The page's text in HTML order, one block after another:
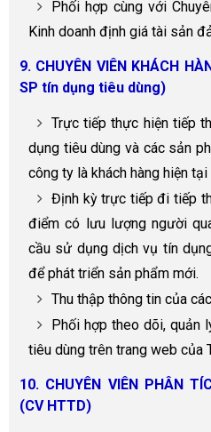
Phối hợp cùng với
Kinh doanh định giá tài sản
9. CHUYÊN VIÊN KHÁCH
SP tín dụng tiêu dùng)
Trực tiếp thực hiện tiếp
dụng tiêu dùng và các sản
công ty là khách hàng hiện
Định kỳ trực tiếp đi tiếp
điểm có lưu lượng người
cầu sử dụng dịch vụ tín
để phát triển sản phẩm mới.
Thu thập thông tin của
Phối hợp theo dõi, quản
tiêu dùng trên trang web của
10. CHUYÊN VIÊN PHÂN
(CV HTTD)